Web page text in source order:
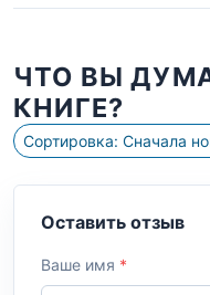
ЧТО ВЫ
КНИГЕ?
Сортировка:
Оставить отзыв
Ваше имя *